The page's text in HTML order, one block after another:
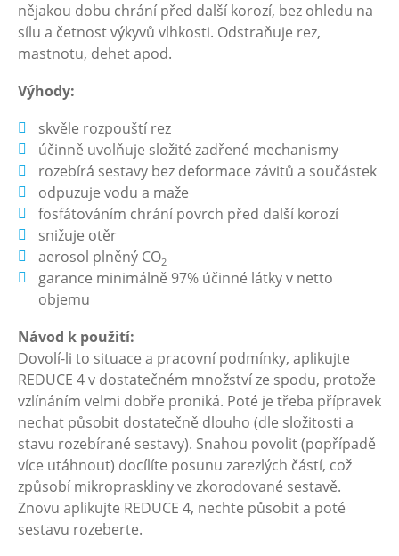
nějakou dobu chrání před další korozí, bez ohledu na
sílu a četnost výkyvů vlhkosti. Odstraňuje rez,
mastnotu, dehet apod.
Výhody:
skvěle rozpouští rez
účinně uvolňuje složité zadřené mechanismy
rozebírá sestavy bez deformace závitů a součástek
odpuzuje vodu a maže
fosfátováním chrání povrch před další korozí
snižuje otěr
aerosol plněný CO2
garance minimálně 97% účinné látky v netto
objemu
Návod k použití:
Dovolí-li to situace a pracovní podmínky, aplikujte
REDUCE 4 v dostatečném množství ze spodu, protože
vzlínáním velmi dobře proniká. Poté je třeba přípravek
nechat působit dostatečně dlouho (dle složitosti a
stavu rozebírané sestavy). Snahou povolit (popřípadě
více utáhnout) docílíte posunu zarezlých částí, což
způsobí mikropraskliny ve zkorodované sestavě.
Znovu aplikujte REDUCE 4, nechte působit a poté
sestavu rozeberte.